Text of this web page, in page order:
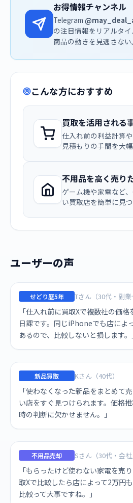
お得情報チャンネル
Telegram
の注目情報をリアルタ
商品の動きを見逃さない
こんな方におすすめ
買取を活用される
仕入れ前の利益計算
見積もりの手間を大幅
不用品を高く売り
ゲーム機や家電など
い買取店を簡単に見つ
ユーザーの声
せどり歴5年 Tさん（30代・副業
「仕入れ前に買取Xで複数社の価
日課です。同じiPhoneでも店によ
あるので、比較しないと損します。
新品買取 Kさん（40代）
「使わなくなった新品をまとめて
い店をすぐ見つけられます。価格
時の判断に欠かせません。」
不用品売却 Sさん（30代・会社
「もらったけど使わない家電を売
取Xで比較したら店によって2万円
比較って大事ですね。」